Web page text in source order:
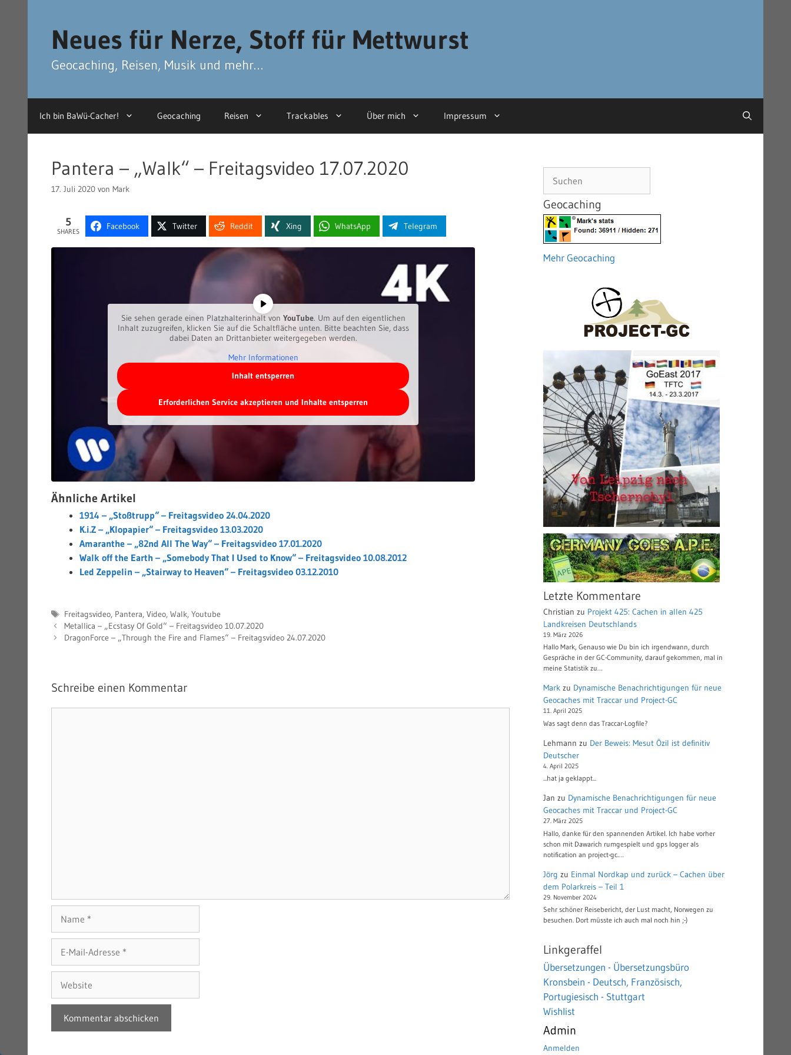
Neues für Nerze, Stoff für Mettwurst
Geocaching, Reisen, Musik und mehr…
Ich bin BaWü-Cacher! Geocaching Reisen Trackables Über mich Impressum
Pantera – „Walk“ – Freitagsvideo 17.07.2020
17. Juli 2020 von Mark
5
SHARES
Facebook Twitter Reddit Xing WhatsApp Telegram
Sie sehen gerade einen Platzhalterinhalt von YouTube. Um auf den eigentlichen
Inhalt zuzugreifen, klicken Sie auf die Schaltfläche unten. Bitte beachten Sie, dass
dabei Daten an Drittanbieter weitergegeben werden.
Mehr Informationen
Inhalt entsperren
Erforderlichen Service akzeptieren und Inhalte entsperren
Ähnliche Artikel
1914 – „Stoßtrupp“ – Freitagsvideo 24.04.2020
K.i.Z – „Klopapier“ – Freitagsvideo 13.03.2020
Amaranthe – „82nd All The Way“ – Freitagsvideo 17.01.2020
Walk off the Earth – „Somebody That I Used to Know“ – Freitagsvideo 10.08.2012
Led Zeppelin – „Stairway to Heaven“ – Freitagsvideo 03.12.2010
Schlagwörter
Freitagsvideo, Pantera, Video, Walk, Youtube
Metallica – „Ecstasy Of Gold“ – Freitagsvideo 10.07.2020
DragonForce – „Through the Fire and Flames“ – Freitagsvideo 24.07.2020
Schreibe einen Kommentar
Mail-
Adresse
Geocaching
Mehr Geocaching
Letzte Kommentare
Christian zu Projekt 425: Cachen in allen 425
Landkreisen Deutschlands
19. März 2026
Hallo Mark, Genauso wie Du bin ich irgendwann, durch
Gespräche in der GC-Community, darauf gekommen, mal in
meine Statistik zu…
Mark zu Dynamische Benachrichtigungen für neue
Geocaches mit Traccar und Project-GC
11. April 2025
Was sagt denn das Traccar-Logfile?
Lehmann zu Der Beweis: Mesut Özil ist definitiv
Deutscher
4. April 2025
...hat ja geklappt...
Jan zu Dynamische Benachrichtigungen für neue
Geocaches mit Traccar und Project-GC
27. März 2025
Hallo, danke für den spannenden Artikel. Ich habe vorher
schon mit Dawarich rumgespielt und gps logger als
notification an project-gc.…
Jörg zu Einmal Nordkap und zurück – Cachen über
dem Polarkreis – Teil 1
29. November 2024
Sehr schöner Reisebericht, der Lust macht, Norwegen zu
besuchen. Dort müsste ich auch mal noch hin ;-)
Linkgeraffel
Übersetzungen - Übersetzungsbüro
Kronsbein - Deutsch, Französisch,
Portugiesisch - Stuttgart
Wishlist
Admin
Anmelden